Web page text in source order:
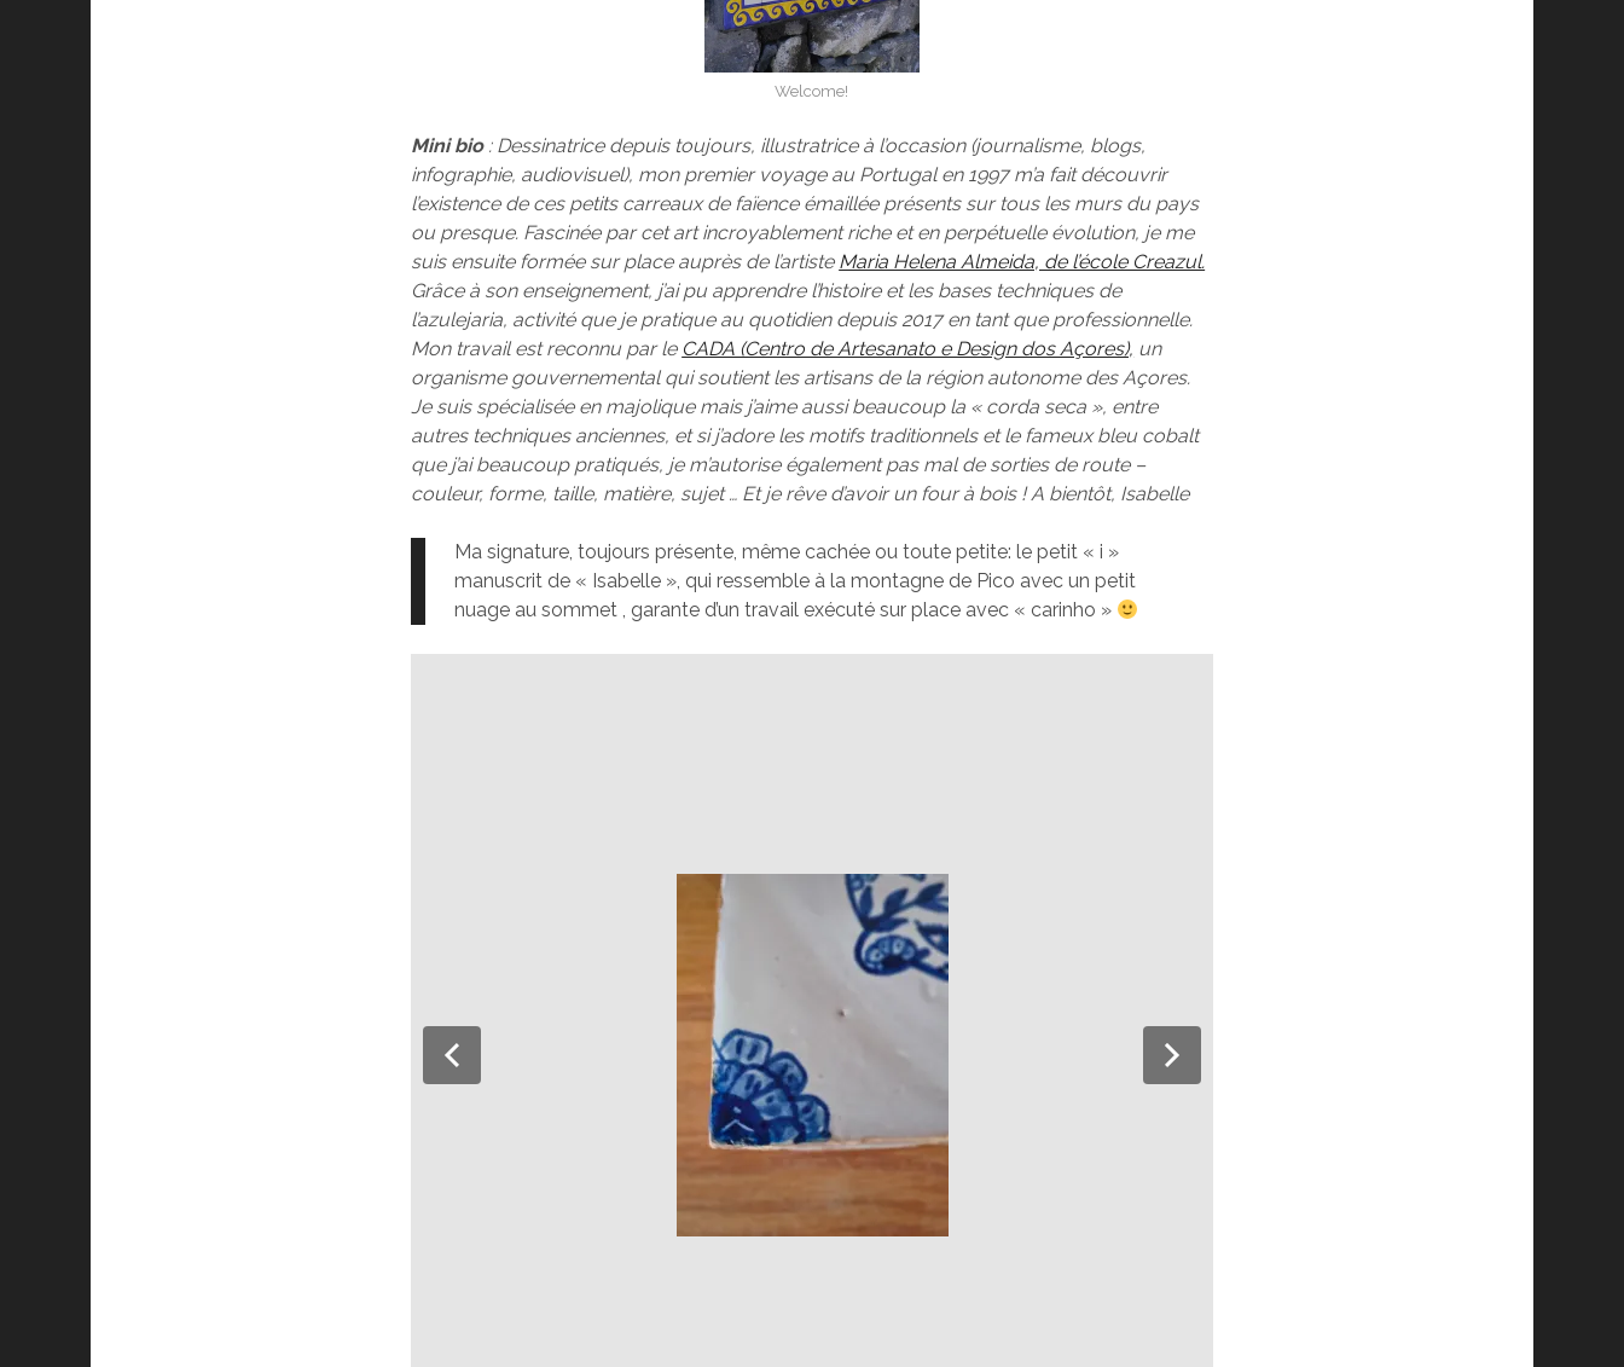
Welcome!
Mini bio: Dessinatrice depuis toujours, illustratrice à l’occasion (journalisme, blogs,
infographie, audiovisuel), mon premier voyage au Portugal en 1997 m’a fait découvrir
l’existence de ces petits carreaux de faïence émaillée présents sur tous les murs du pays
ou presque. Fascinée par cet art incroyablement riche et en perpétuelle évolution, je me
suis ensuite formée sur place auprès de l’artiste Maria Helena Almeida, de l’école Creazul.
Grâce à son enseignement, j’ai pu apprendre l’histoire et les bases techniques de
l’azulejaria, activité que je pratique au quotidien depuis 2017 en tant que professionnelle.
Mon travail est reconnu par le CADA (Centro de Artesanato e Design dos Açores), un
organisme gouvernemental qui soutient les artisans de la région autonome des Açores.
Je suis spécialisée en majolique mais j’aime aussi beaucoup la « corda seca », entre
autres techniques anciennes, et si j’adore les motifs traditionnels et le fameux bleu cobalt
que j’ai beaucoup pratiqués, je m’autorise également pas mal de sorties de route –
couleur, forme, taille, matière, sujet … Et je rêve d’avoir un four à bois ! A bientôt, Isabelle
Ma signature, toujours présente, même cachée ou toute petite: le petit « i »
manuscrit de « Isabelle », qui ressemble à la montagne de Pico avec un petit
nuage au sommet , garante d’un travail exécuté sur place avec « carinho »